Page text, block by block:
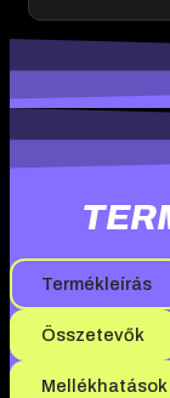
Termékleírás
Összetevők
Mellékhatások